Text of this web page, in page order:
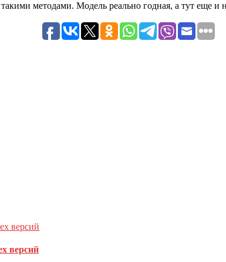
методами. Модель реально годная, а тут еще
версий